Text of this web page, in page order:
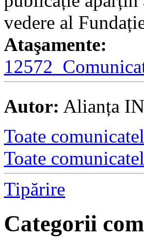
vedere al
Ataşamente:
Autor: Alianța
Toate
Toate
Tipărire
Categorii